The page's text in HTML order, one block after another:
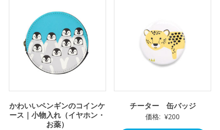
かわいいペンギンのコインケ
ース｜小物入れ（イヤホン・
お薬）
チーター 缶バッジ
価格: ¥200